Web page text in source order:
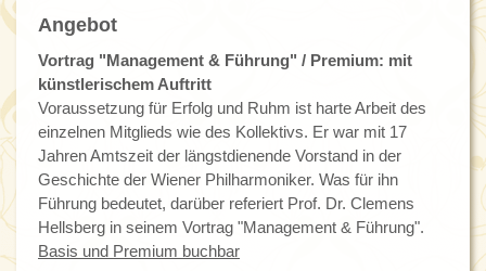
Angebot
Vortrag "Management & Führung" / Premium: mit
künstlerischem Auftritt
Voraussetzung für Erfolg und Ruhm ist harte Arbeit des
einzelnen Mitglieds wie des Kollektivs. Er war mit 17
Jahren Amtszeit der längstdienende Vorstand in der
Geschichte der Wiener Philharmoniker. Was für ihn
Führung bedeutet, darüber referiert Prof. Dr. Clemens
Hellsberg in seinem Vortrag "Management & Führung".
Basis und Premium buchbar